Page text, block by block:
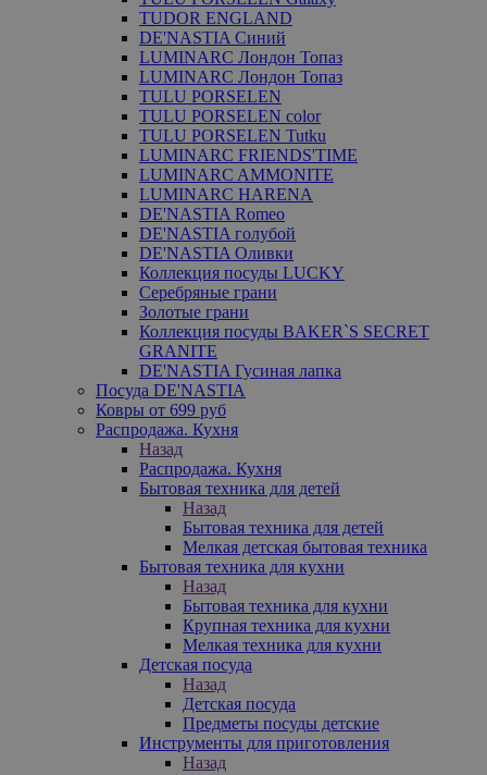
TUDOR ENGLAND
DE'NASTIA Синий
LUMINARC Лондон Топаз
LUMINARC Лондон Топаз
TULU PORSELEN
TULU PORSELEN color
TULU PORSELEN Tutku
LUMINARC FRIENDS'TIME
LUMINARC AMMONITE
LUMINARC HARENA
DE'NASTIA Romeo
DE'NASTIA голубой
DE'NASTIA Оливки
Коллекция посуды LUCKY
Серебряные грани
Золотые грани
Коллекция посуды BAKER`S SECRET
GRANITE
DE'NASTIA Гусиная лапка
Посуда DE'NASTIA
Ковры от 699 руб
Распродажа. Кухня
Назад
Распродажа. Кухня
Бытовая техника для детей
Назад
Бытовая техника для детей
Мелкая детская бытовая техника
Бытовая техника для кухни
Назад
Бытовая техника для кухни
Крупная техника для кухни
Мелкая техника для кухни
Детская посуда
Назад
Детская посуда
Предметы посуды детские
Инструменты для приготовления
Назад